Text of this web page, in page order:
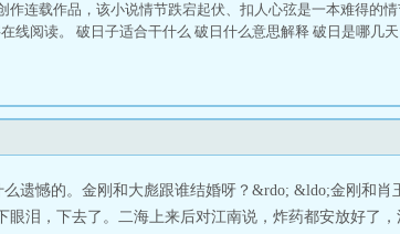
作连载作品，该小说情节跌宕起伏、扣人心弦是一本难得的
线阅读。 破日子适合干什么 破日什么意思解释 破日是哪几
遗憾的。金刚和大彪跟谁结婚呀？&rdo; &ldo;金刚和肖
泪，下去了。二海上来后对江南说，炸药都安放好了